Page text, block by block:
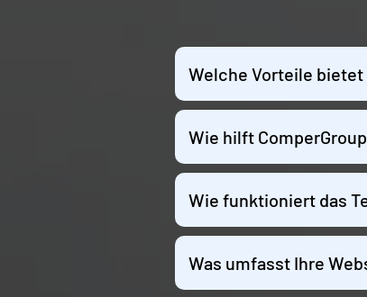
Welche Vorteile
Wie hilft
Wie funktioniert das
Was umfasst Ihre